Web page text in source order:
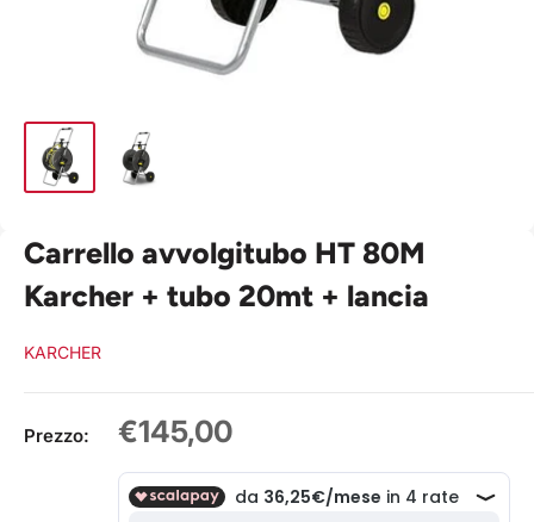
Carrello avvolgitubo HT 80M
Karcher + tubo 20mt + lancia
KARCHER
Prezzo:
Prezzo
€145,00